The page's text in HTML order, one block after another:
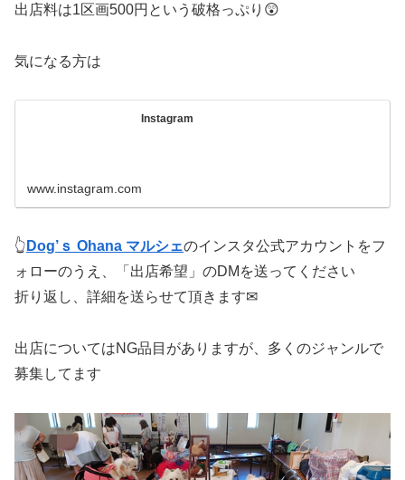
出店料は1区画500円という破格っぷり😲
気になる方は
Instagram
www.instagram.com
👆 Dog’ｓ Ohana マルシェのインスタ公式アカウントをフ
ォローのうえ、「出店希望」のDMを送ってください
折り返し、詳細を送らせて頂きます✉
出店についてはNG品目がありますが、多くのジャンルで
募集してます